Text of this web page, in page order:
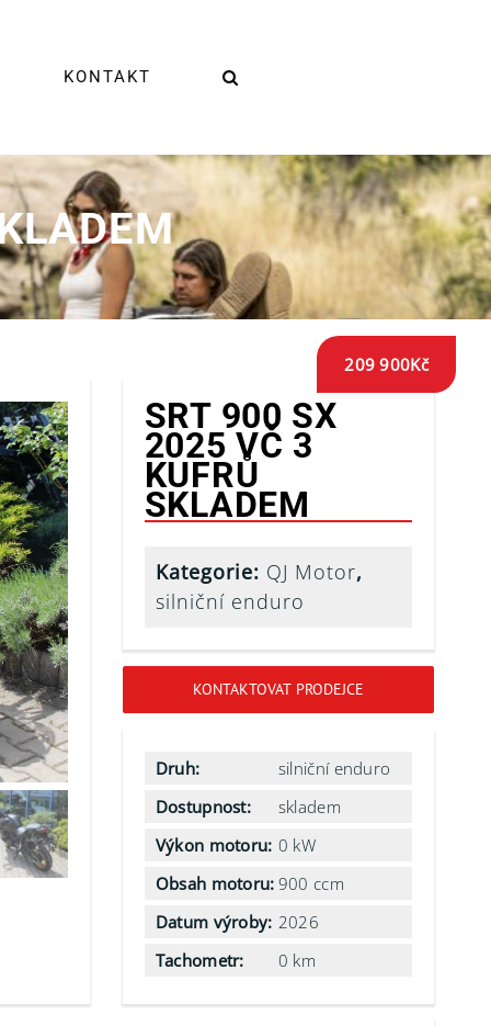
KONTAKT
SRT 900 SX
2025 VČ 3
KUFRŮ
SKLADEM
209 900Kč
Kategorie: QJ Motor,
silniční enduro
KONTAKTOVAT PRODEJCE
Druh:
silniční enduro
Dostupnost:
skladem
Výkon motoru: 0 kW
Obsah motoru: 900 ccm
Datum výroby: 2026
Tachometr:
0 km